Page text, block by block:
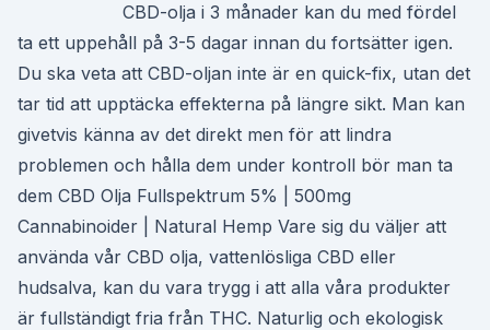
CBD-olja i 3 månader kan du med fördel
ta ett uppehåll på 3-5 dagar innan du fortsätter igen.
Du ska veta att CBD-oljan inte är en quick-fix, utan det
tar tid att upptäcka effekterna på längre sikt. Man kan
givetvis känna av det direkt men för att lindra
problemen och hålla dem under kontroll bör man ta
dem CBD Olja Fullspektrum 5% | 500mg
Cannabinoider | Natural Hemp Vare sig du väljer att
använda vår CBD olja, vattenlösliga CBD eller
hudsalva, kan du vara trygg i att alla våra produkter
är fullständigt fria från THC. Naturlig och ekologisk